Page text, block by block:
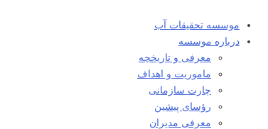
موسسه تحقیقات آب
درباره موسسه
معرفی و تاریخچه
ماموریت و اهداف
چارت سازمانی
رؤسای پیشین
معرفی مدیران